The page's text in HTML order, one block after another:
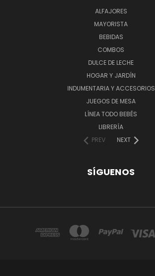
ALFAJORES
MAYORISTA
BEBIDAS
COMBOS
DULCE DE LECHE
HOGAR Y JARDÍN
INDUMENTARIA Y ACCESORIOS
JUEGOS DE MESA
LÍNEA TODO BEBÉS
LIBRERÍA
PREV
NEXT
SÍGUENOS